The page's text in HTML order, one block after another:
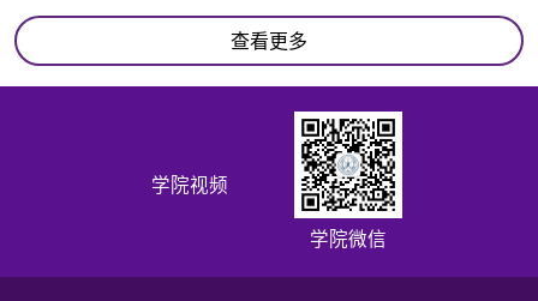
查看更多
学院视频
学院微信